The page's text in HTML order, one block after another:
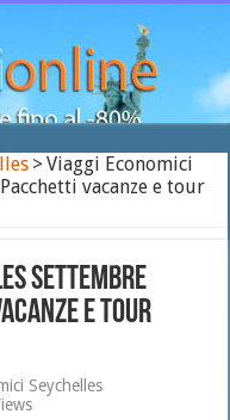
> Viaggi Economici
vacanze e tour
Settembre
e tour
Seychelles